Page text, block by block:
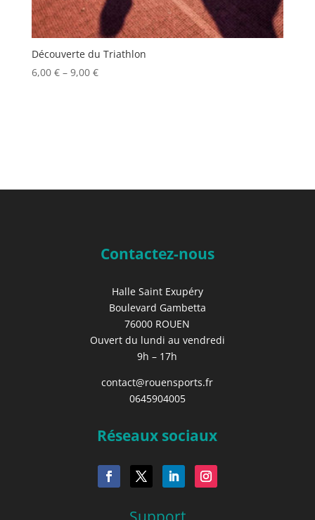
Découverte du Triathlon
6,00 €– 9,00 €
Contactez-nous
Halle Saint Exupéry
Boulevard Gambetta
76000 ROUEN
Ouvert du lundi au vendredi
9h – 17h
contact@rouensports.fr
0645904005
Réseaux sociaux